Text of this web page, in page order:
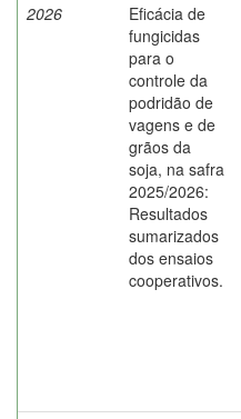
2026
Eficácia de
fungicidas
para o
controle da
podridão de
vagens e de
grãos da
soja, na safra
2025/2026:
Resultados
sumarizados
dos ensaios
cooperativos.